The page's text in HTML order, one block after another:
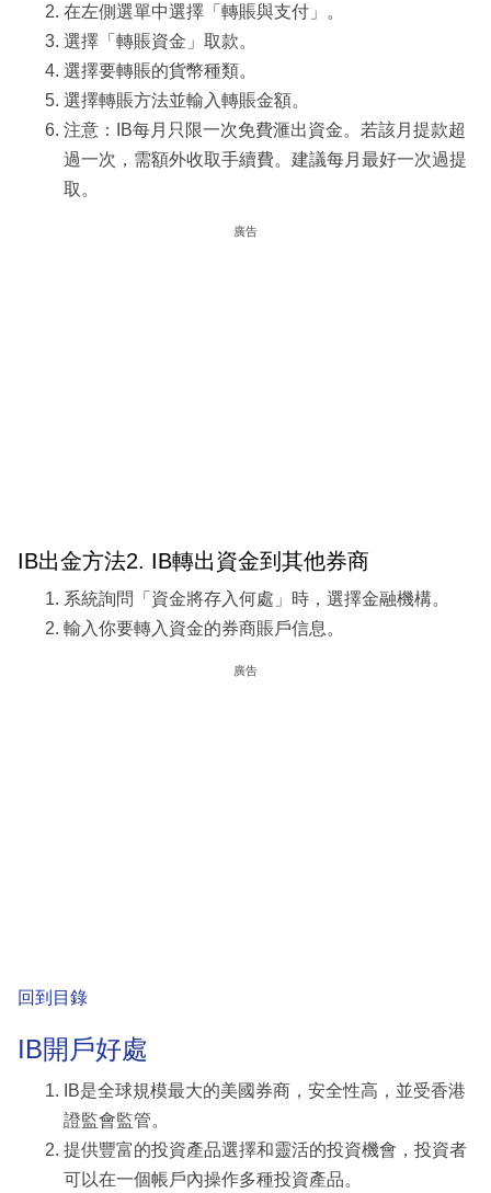
在左側選單中選擇「轉賬與支付」。
選擇「轉賬資金」取款。
選擇要轉賬的貨幣種類。
選擇轉賬方法並輸入轉賬金額。
注意：IB每月只限一次免費滙出資金。若該月提款超
過一次，需額外收取手續費。建議每月最好一次過提
取。
廣告
IB出金方法2. IB轉出資金到其他券商
系統詢問「資金將存入何處」時，選擇金融機構。
輸入你要轉入資金的券商賬戶信息。
廣告
回到目錄
IB開戶好處
IB是全球規模最大的美國券商，安全性高，並受香港
證監會監管。
提供豐富的投資產品選擇和靈活的投資機會，投資者
可以在一個帳戶內操作多種投資產品。